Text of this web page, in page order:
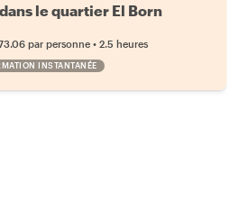
le quartier El Born
par personne • 2.5 heures
INSTANTANÉE